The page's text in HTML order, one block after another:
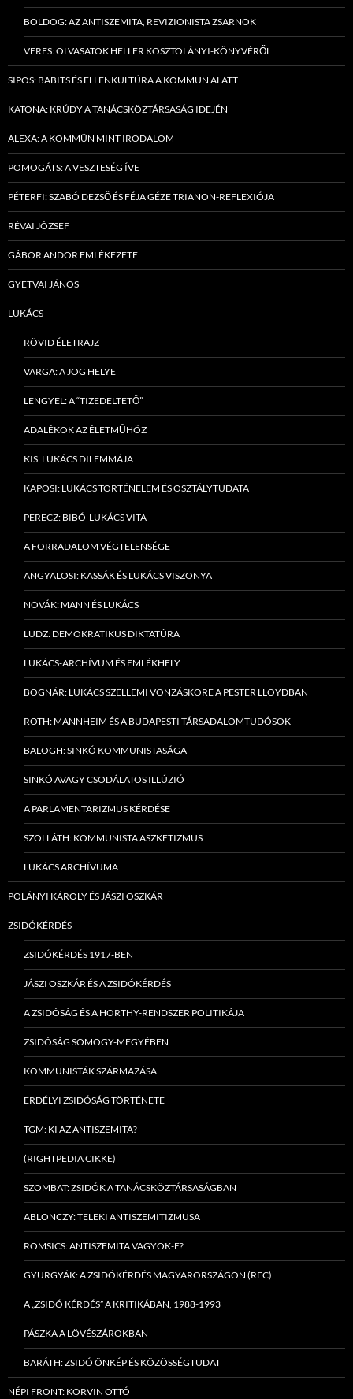
BOLDOG: AZ ANTISZEMITA, REVIZIONISTA ZSARNOK
VERES: OLVASATOK HELLER KOSZTOLÁNYI-KÖNYVÉRŐL
SIPOS: BABITS ÉS ELLENKULTÚRA A KOMMÜN ALATT
KATONA: KRÚDY A TANÁCSKÖZTÁRSASÁG IDEJÉN
ALEXA: A KOMMÜN MINT IRODALOM
POMOGÁTS: A VESZTESÉG ÍVE
PÉTERFI: SZABÓ DEZSŐ ÉS FÉJA GÉZE TRIANON-REFLEXIÓJA
RÉVAI JÓZSEF
GÁBOR ANDOR EMLÉKEZETE
GYETVAI JÁNOS
LUKÁCS
RÖVID ÉLETRAJZ
VARGA: A JOG HELYE
LENGYEL: A “TIZEDELTETŐ”
ADALÉKOK AZ ÉLETMŰHÖZ
KIS: LUKÁCS DILEMMÁJA
KAPOSI: LUKÁCS TÖRTÉNELEM ÉS OSZTÁLYTUDATA
PERECZ: BIBÓ-LUKÁCS VITA
A FORRADALOM VÉGTELENSÉGE
ANGYALOSI: KASSÁK ÉS LUKÁCS VISZONYA
NOVÁK: MANN ÉS LUKÁCS
LUDZ: DEMOKRATIKUS DIKTATÚRA
LUKÁCS-ARCHÍVUM ÉS EMLÉKHELY
BOGNÁR: LUKÁCS SZELLEMI VONZÁSKÖRE A PESTER LLOYDBAN
ROTH: MANNHEIM ÉS A BUDAPESTI TÁRSADALOMTUDÓSOK
BALOGH: SINKÓ KOMMUNISTASÁGA
SINKÓ AVAGY CSODÁLATOS ILLÚZIÓ
A PARLAMENTARIZMUS KÉRDÉSE
SZOLLÁTH: KOMMUNISTA ASZKETIZMUS
LUKÁCS ARCHÍVUMA
POLÁNYI KÁROLY ÉS JÁSZI OSZKÁR
ZSIDÓKÉRDÉS
ZSIDÓKÉRDÉS 1917-BEN
JÁSZI OSZKÁR ÉS A ZSIDÓKÉRDÉS
A ZSIDÓSÁG ÉS A HORTHY-RENDSZER POLITIKÁJA
ZSIDÓSÁG SOMOGY-MEGYÉBEN
KOMMUNISTÁK SZÁRMAZÁSA
ERDÉLYI ZSIDÓSÁG TÖRTÉNETE
TGM: KI AZ ANTISZEMITA?
(RIGHTPEDIA CIKKE)
SZOMBAT: ZSIDÓK A TANÁCSKÖZTÁRSASÁGBAN
ABLONCZY: TELEKI ANTISZEMITIZMUSA
ROMSICS: ANTISZEMITA VAGYOK-E?
GYURGYÁK: A ZSIDÓKÉRDÉS MAGYARORSZÁGON (REC)
A „ZSIDÓ KÉRDÉS” A KRITIKÁBAN, 1988-1993
PÁSZKA A LÖVÉSZÁROKBAN
BARÁTH: ZSIDÓ ÖNKÉP ÉS KÖZÖSSÉGTUDAT
NÉPI FRONT: KORVIN OTTÓ